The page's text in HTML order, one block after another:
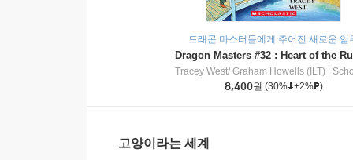
드래곤 마스터들에게 주어진 새로운 임
Tracey West/ Graham Howells (ILT)
8,400원 (30% +2% )
고양이라는 세계